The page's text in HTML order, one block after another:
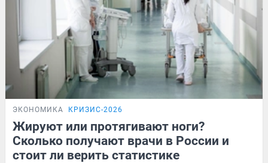
ЭКОНОМИКА КРИЗИС-2026
Жируют или протягивают ноги?
Сколько получают врачи в России и
стоит ли верить статистике